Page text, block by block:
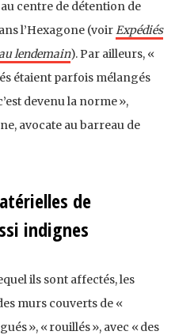
centre de détention de
l’Hexagone (voir Expédiés
lendemain). Par ailleurs, «
étaient parfois mélangés
devenu la norme »,
avocate au barreau de
de
indignes
ils sont affectés, les
murs couverts de «
», « rouillés », avec « des